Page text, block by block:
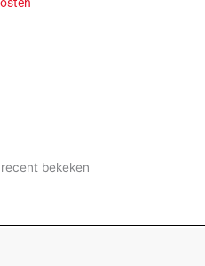
bekeken